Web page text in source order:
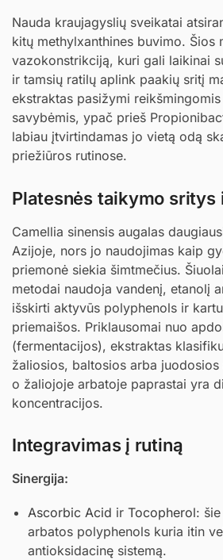
Nauda kraujagyslių sveikatai
kitų methylxanthines buvimo. Šios
vazokonstrikciją, kuri gali laikinai
ir tamsių ratilų aplink paakių sritį
ekstraktas pasižymi
savybėmis, ypač prieš
labiau įtvirtindamas jo vietą odą
priežiūros rutinose.
Platesnės taikymo sritys
Camellia sinensis augalas
Azijoje, nors jo naudojimas kaip
priemonė siekia šimtmečius.
metodai naudoja vandenį, etanolį
išskirti aktyvūs polyphenols ir
priemaišos. Priklausomai nuo
(fermentacijos), ekstraktas
žaliosios, baltosios arba
o žaliojoje arbatoje paprastai yra
koncentracijos.
Integravimas į rutiną
Sinergija:
Ascorbic Acid ir Tocopherol:
arbatos polyphenols kuria itin
antioksidacinę sistemą.